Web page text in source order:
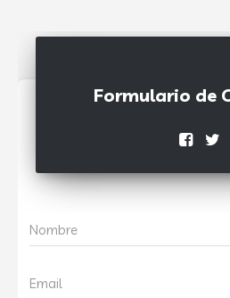
Formulario de
Nombre
Email